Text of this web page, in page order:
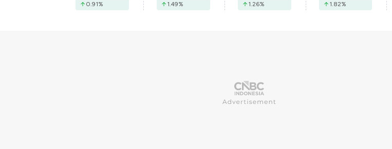
0.91% 1.49% 1.26% 1.82%